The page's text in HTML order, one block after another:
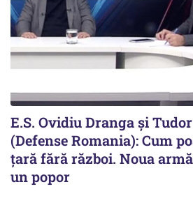
E.S. Ovidiu Dranga și
(Defense Romania): Cum
țară fără război. Noua
un popor